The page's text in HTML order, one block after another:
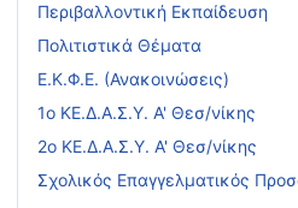
Περιβαλλοντική Εκπαίδευση
Πολιτιστικά Θέματα
Ε.Κ.Φ.Ε. (Ανακοινώσεις)
1ο ΚΕ.Δ.Α.Σ.Υ. Α' Θεσ/νίκης
2ο ΚΕ.Δ.Α.Σ.Υ. Α' Θεσ/νίκης
Σχολικός Επαγγελματικός